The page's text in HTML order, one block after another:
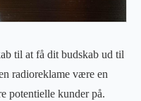
til at få dit budskab ud til
radioreklame være en
potentielle kunder på.